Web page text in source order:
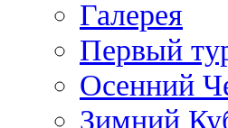
Галерея
Первый
Осенний
Зимний